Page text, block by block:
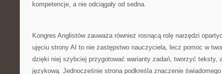
kompetencje, a nie odciągały od sedna.
Kongres Anglistów zauważa również rosnącą rolę narzędzi
ujęciu strony AI to nie zastępstwo nauczyciela, lecz pomoc w
dzięki niej szybciej przygotować warianty zadań, tworzyć teksty,
językową. Jednocześnie strona podkreśla znaczenie